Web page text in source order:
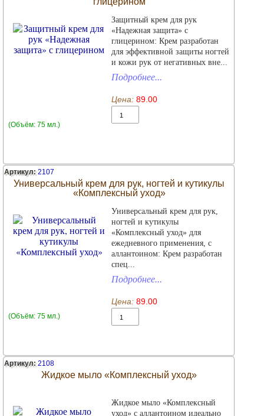
(Объём: 75 мл.)
Защитный крем для рук
«Надежная защита» с
глицерином: Крем разработан
для эффективной защиты ногтей
и кожи рук от негативных вне...
Подробнее...
Цена: 89.00
Артикул:2107
Универсальный крем для рук, ногтей и кутикулы
«Комплексный уход»
(Объём: 75 мл.)
Универсальный крем для рук,
ногтей и кутикулы
«Комплексный уход» для
ежедневного применения, с
аллантоином: Крем разработан
спец...
Подробнее...
Цена: 89.00
Артикул:2108
Жидкое мыло «Комплексный уход»
Жидкое мыло «Комплексный
уход» с аллантоином идеально